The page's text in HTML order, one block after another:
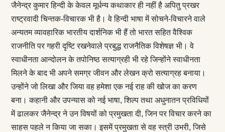
जैनेन्द्र कुमार हिन्दी के केवल मूर्धन्य कथाकार ही नहीं है अपितु प्रखर
राष्ट्रवादी चिन्तक-विचारक भी है। वे हिन्दी भाषा में सोचने-विचारने वाले
अन्यतम व्यावहारिक भारतीय दार्शनिक भी हैं तो भारत सहित वैश्विक
राजनीति पर गहरी दृष्टि रखनेवाले प्रबुद्ध राजनैतिक विशेषज्ञ भी। वे
स्वाधीनता आन्दोलन के तपोनिष्ठ सत्याग्रही भी रहे जिन्होंने स्वाधीनता
मिलने के बाद भी अपने समग्र जीवन और लेखन क्रो सत्याग्रह बनाया।
उन्होंने जो लिखा और जिया वह हमेशा एक नई राह की खोज का करण
बना। कहानी और उपन्यास को नई भाषा, शिल्प तथा अधुनातन प्रविधियों
में ढालकर जैनेन्द्र ने उन विषयों को प्रमुखता दी, जिन पर विचार करने का
साहस पहले न किया जा सका। इसमें प्रमुखता से वह स्त्री उभरी, जिसे